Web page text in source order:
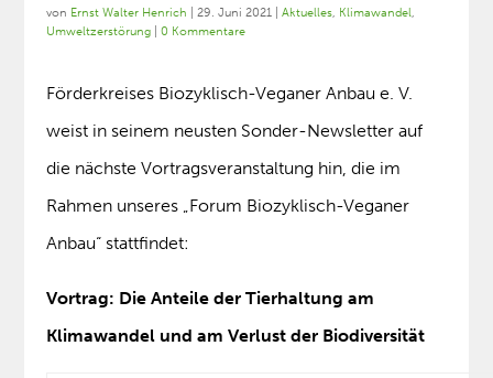
von Ernst Walter Henrich |29. Juni 2021 |Aktuelles, Klimawandel,
Umweltzerstörung |0 Kommentare
Förderkreises Biozyklisch-Veganer Anbau e. V.
weist in seinem neusten Sonder-Newsletter auf
die nächste Vortragsveranstaltung hin, die im
Rahmen unseres „Forum Biozyklisch-Veganer
Anbau“ stattfindet:
Vortrag: Die Anteile der Tierhaltung am
Klimawandel und am Verlust der Biodiversität